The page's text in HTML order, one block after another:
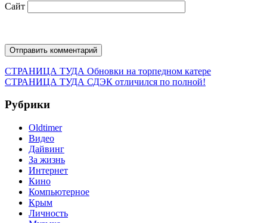
Сайт
Навигация
по
записям
СТРАНИЦА ТУДА Предыдущая
запись:
Обновки на торпедном катере
СТРАНИЦА ТУДА Следующая
СДЭК отличился по полной!
Рубрики
Oldtimer
Видео
Дайвинг
За жизнь
Интернет
Кино
Компьютерное
Крым
Личность